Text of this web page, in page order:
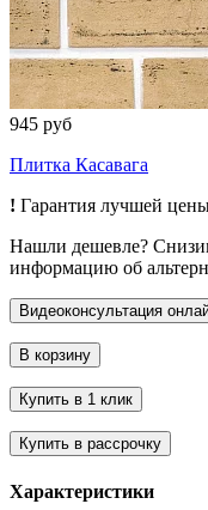
945 руб
Плитка Касавага
! Гарантия лучшей
Нашли дешевле?
информацию об
Характеристики